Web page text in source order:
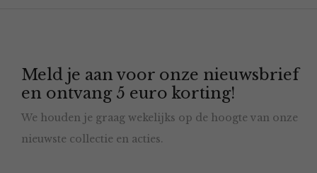
Meld je aan voor onze nieuwsbrief
en ontvang 5 euro korting!
We houden je graag wekelijks op de hoogte van onze
nieuwste collectie en acties.